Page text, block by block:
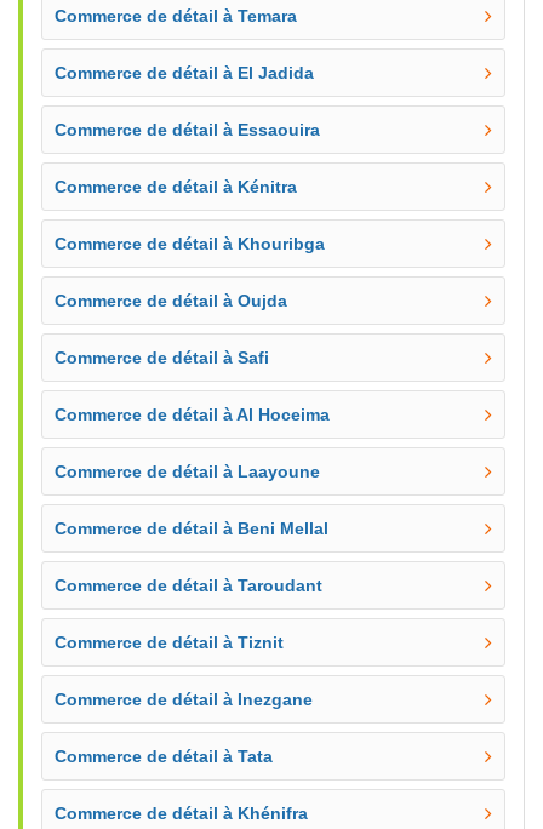
Commerce de détail à Temara
Commerce de détail à El Jadida
Commerce de détail à Essaouira
Commerce de détail à Kénitra
Commerce de détail à Khouribga
Commerce de détail à Oujda
Commerce de détail à Safi
Commerce de détail à Al Hoceima
Commerce de détail à Laayoune
Commerce de détail à Beni Mellal
Commerce de détail à Taroudant
Commerce de détail à Tiznit
Commerce de détail à Inezgane
Commerce de détail à Tata
Commerce de détail à Khénifra